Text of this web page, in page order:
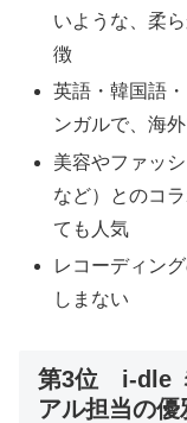
いような、柔
徴
英語・韓国語
ンガルで、海
美容やファッ
など）とのコ
ても人気
レコーディン
しまない
第3位 i-dle
アル担当の優